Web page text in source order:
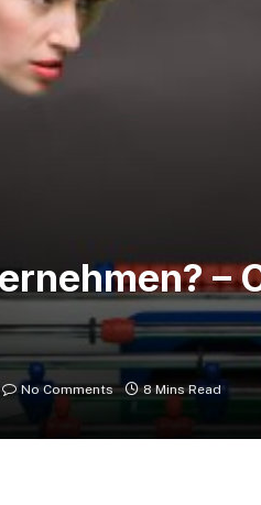
–
No Comments 8 Mins Read